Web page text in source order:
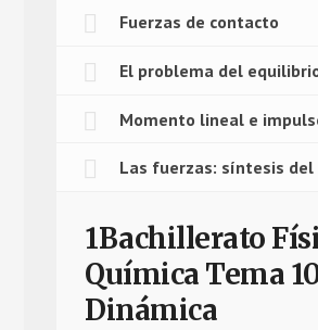
Fuerzas de contacto
El problema del
Momento lineal e
Las fuerzas: síntesis
1Bachillerato
Química Tema
Dinámica